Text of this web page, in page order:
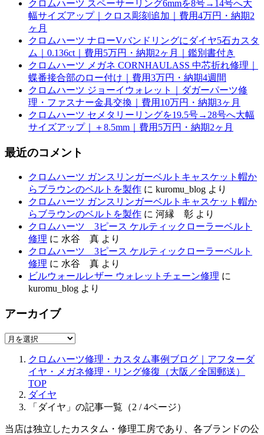
クロムハーツ スペーサーリング6mmを8号→14号へ大
幅サイズアップ｜クロス彫刻追加｜費用4万円・納期2
ヶ月
クロムハーツ ナローVバンドリングにダイヤ5石カスタ
ム｜0.136ct｜費用5万円・納期2ヶ月｜鑑別書付き
クロムハーツ メガネ CORNHAULASS 中芯折れ修理｜
蝶番接合部のロー付け｜費用3万円・納期4週間
クロムハーツ ジョーイウォレット｜ダガーパーツ修
理・ファスナー金具交換｜費用10万円・納期3ヶ月
クロムハーツ セメタリーリングを19.5号→28号へ大幅
サイズアップ｜＋8.5mm｜費用5万円・納期2ヶ月
最近のコメント
クロムハーツ ガンスリンガーベルトキャスケット帽か
らブラウンのベルトを製作 に kuromu_blog より
クロムハーツ ガンスリンガーベルトキャスケット帽か
らブラウンのベルトを製作 に 河縁 彰 より
クロムハーツ 3ピース ケルティックローラーベルト
修理 に 水谷 真 より
クロムハーツ 3ピース ケルティックローラーベルト
修理 に 水谷 真 より
ビルウォールレザー ウォレットチェーン修理 に
kuromu_blog より
アーカイブ
ア
クロムハーツ修理・カスタム事例ブログ｜アフターダ
イヤ・メガネ修理・リング修復（大阪／全国郵送）
TOP
ダイヤ
「ダイヤ」の記事一覧（2 / 4ページ）
当店は独立したカスタム・修理工房であり、各ブランドの公